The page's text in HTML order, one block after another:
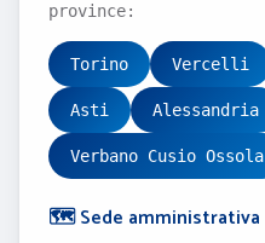
province:
Torino Vercelli
Asti Alessandria
Verbano Cusio Ossola
🗺️ Sede amministrativa